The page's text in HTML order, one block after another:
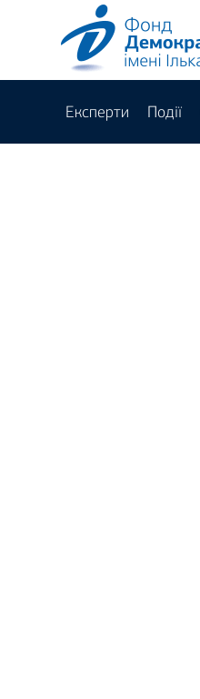
Експерти Події